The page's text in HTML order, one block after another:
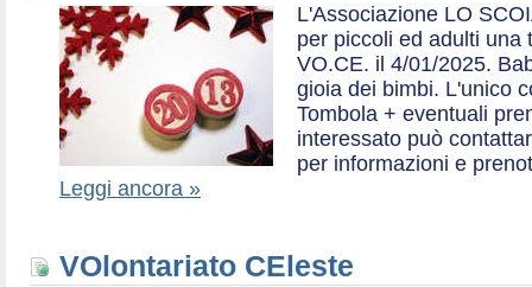
L'Associazione LO
per piccoli ed adulti una
VO.CE. il 4/01/2025.
gioia dei bimbi. L'unico
Tombola + eventuali
interessato può
per informazioni e
Leggi ancora »
VOlontariato CEleste